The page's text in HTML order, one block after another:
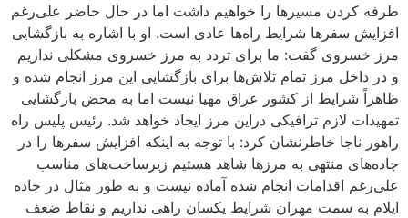
طرفه کردن مسیرها را خواهیم داشت اما در حال حاضر علی‌رغم
افزایش سفرها شرایط راه‌ها عادی است. او با اشاره به بازگشایی
مرز خسروی گفت: ما برای تردد به مرز خسروی مشکلی نداریم
و در داخل مرز تمام تلاش‌ها برای بازگشایی این مرز انجام شده و
ظاهراً شرایط از کشور عراق مهیا نیست اما به محض بازگشایی
تمهیدات لازم ترافیکی دراین مرز ایجاد خواهد شد. رئیس پلیس راه
راهور ناجا خاطرنشان کرد: با توجه به اینکه افزایش سفرها را در
جاد‌ه‌های منتهی به مرزها شاهد هستیم زیرساخت‌های مناسب
علی‌رغم اقدامات انجام شده آماده نیست و به طور مثال در جاده
ایلام به سمت مهران شرایط یکسان راهی نداریم و نقاط ضعف